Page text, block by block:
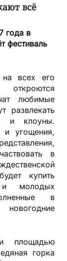
всё
года в
фестиваль
всех его
любимые
развлекать
и клоуны.
и угощения,
в
купить
и молодых
в
площадью
горка